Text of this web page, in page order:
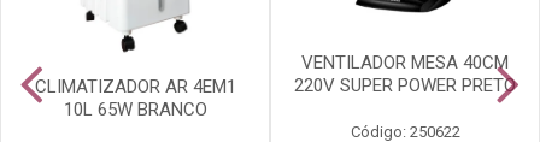
CLIMATIZADOR AR 4EM1
10L 65W BRANCO
VENTILADOR MESA 40CM
220V SUPER POWER PRETO
Código: 250622